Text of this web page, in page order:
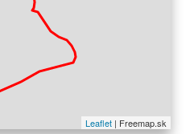
Leaflet | Freemap.sk